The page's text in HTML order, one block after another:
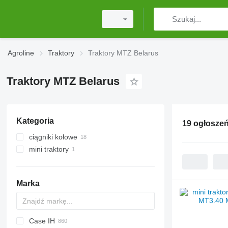
Agroline Traktory Traktory MTZ Belarus
Traktory MTZ Belarus
Kategoria
ciągniki kołowe
mini traktory
Marka
Challenger
TTR
584
2505
CK
Case IH
19